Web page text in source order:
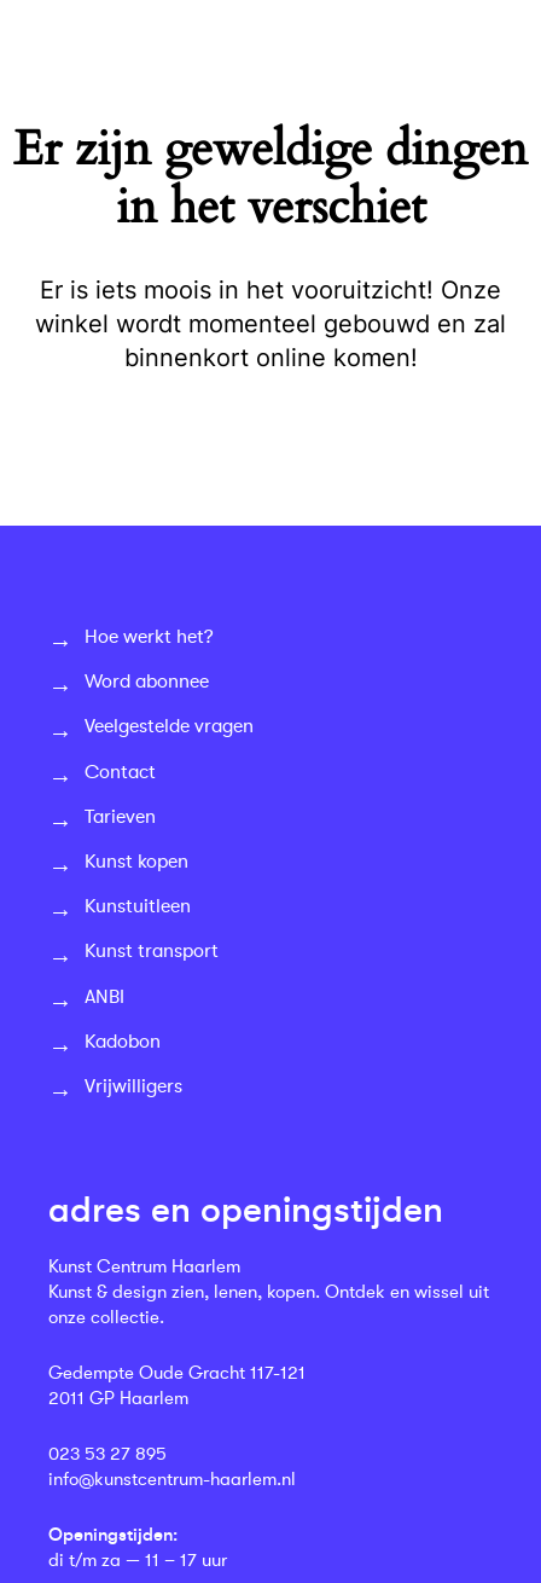
Er zijn geweldige dingen
in het verschiet
Er is iets moois in het vooruitzicht! Onze
winkel wordt momenteel gebouwd en zal
binnenkort online komen!
Hoe werkt het?
Word abonnee
Veelgestelde vragen
Contact
Tarieven
Kunst kopen
Kunstuitleen
Kunst transport
ANBI
Kadobon
Vrijwilligers
adres en openingstijden
Kunst Centrum Haarlem
Kunst & design zien, lenen, kopen. Ontdek en wissel uit
onze collectie.
Gedempte Oude Gracht 117-121
2011 GP Haarlem
023 53 27 895
info@kunstcentrum-haarlem.nl
Openingstijden:
di t/m za — 11 – 17 uur